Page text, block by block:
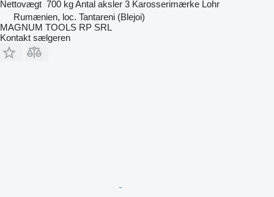
Nettovægt 700 kgAntal aksler 3 Karosserimærke Lohr
Rumænien, loc. Tantareni (Blejoi)
MAGNUM TOOLS RP SRL
Kontakt sælgeren